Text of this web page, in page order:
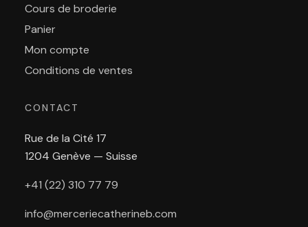
Cours de broderie
Panier
Mon compte
Conditions de ventes
CONTACT
Rue de la Cité 17
1204 Genève — Suisse
+41 (22) 310 77 79
info@merceriecatherineb.com